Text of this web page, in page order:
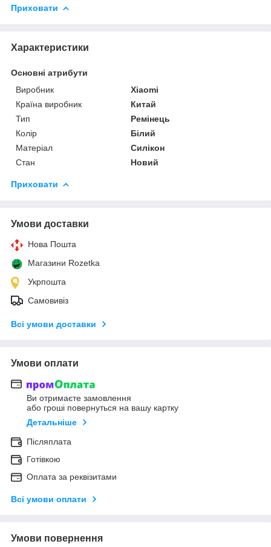
Приховати
Характеристики
Основні атрибути
Виробник
Xiaomi
Країна виробник
Китай
Тип
Ремінець
Колір
Білий
Матеріал
Силікон
Стан
Новий
Приховати
Умови доставки
Нова Пошта
Магазини Rozetka
Укрпошта
Самовивіз
Всі умови доставки
Умови оплати
Ви отримаєте замовлення
або гроші повернуться на вашу картку
Детальніше
Післяплата
Готівкою
Оплата за реквізитами
Всі умови оплати
Умови повернення